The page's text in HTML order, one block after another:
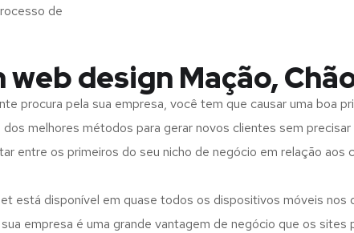
de
design Mação,
procura pela sua empresa, você tem que causar uma boa
melhores métodos para gerar novos clientes sem
entre os primeiros do seu nicho de negócio em relação aos
está disponível em quase todos os dispositivos móveis nos
empresa é uma grande vantagem de negócio que os sites